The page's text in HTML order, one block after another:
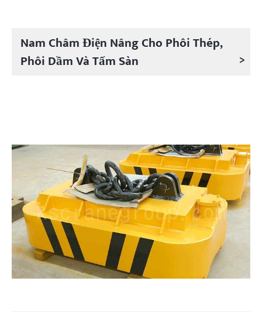
Nam Châm Điện Nâng Cho Phôi Thép,
Phôi Dầm Và Tấm Sàn
>